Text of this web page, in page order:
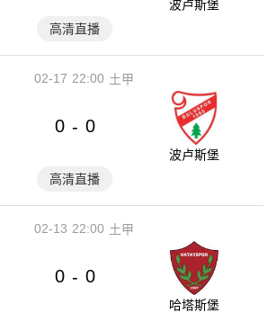
波卢斯堡
高清直播
22:00
02-17 土甲
0 - 0
波卢斯堡
高清直播
22:00
02-13 土甲
0 - 0
哈塔斯堡